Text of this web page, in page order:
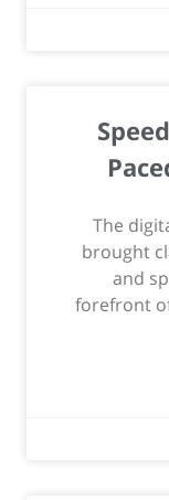
The
brought
and
forefront